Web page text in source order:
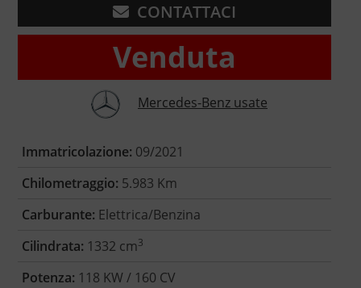
CONTATTACI
Venduta
Mercedes-Benz usate
Immatricolazione: 09/2021
Chilometraggio: 5.983 Km
Carburante: Elettrica/Benzina
Cilindrata: 1332 cm3
Potenza: 118 KW / 160 CV